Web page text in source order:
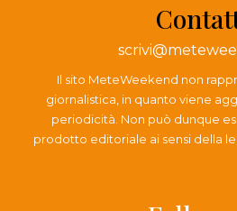
Il sito MeteWeekend non
giornalistica, in quanto viene
periodicità. Non può dunque
prodotto editoriale ai sensi della